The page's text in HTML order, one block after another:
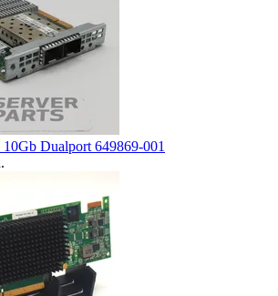
Dualport 649869-001
.